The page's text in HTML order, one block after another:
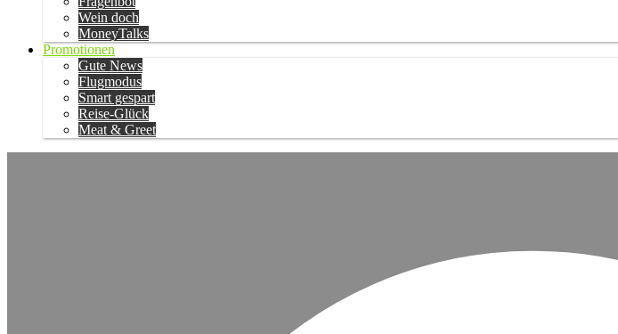
Wein doch
MoneyTalks
Promotionen
Gute News
Flugmodus
Smart gespart
Reise-Glück
Meat & Greet